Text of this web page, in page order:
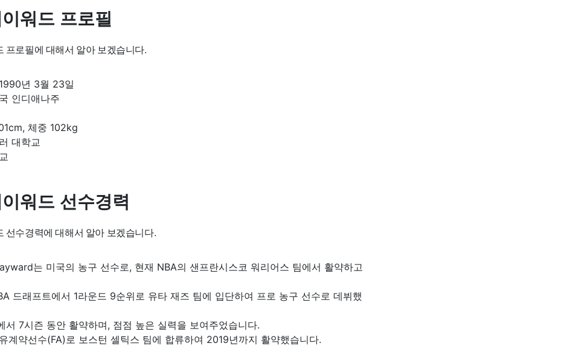
워드 프로필
프로필에 대해서 알아 보겠습니다.
년 3월 23일
인디애나주
체중 102kg
대학교
워드 선수경력
선수경력에 대해서 알아 보겠습니다.
는 미국의 농구 선수로, 현재 NBA의 샌프란시스코 워리어스 팀에서 활약하고
드래프트에서 1라운드 9순위로 유타 재즈 팀에 입단하여 프로 농구 선수로 데뷔했
서 7시즌 동안 활약하며, 점점 높은 실력을 보여주었습니다.
계약선수(FA)로 보스턴 셀틱스 팀에 합류하여 2019년까지 활약했습니다.